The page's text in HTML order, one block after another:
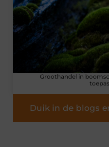
Groothandel in
Duik in de blogs